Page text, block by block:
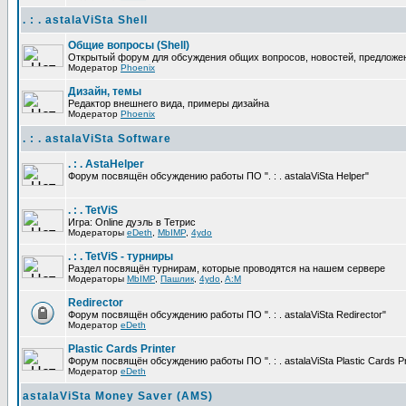
. : . astalaViSta Shell
Общие вопросы (Shell)
Открытый форум для обсуждения общих вопросов, новостей,
Модератор Phoenix
Дизайн, темы
Редактор внешнего вида, примеры дизайна
Модератор Phoenix
. : . astalaViSta Software
. : . AstaHelper
Форум посвящён обсуждению работы ПО ". : . astalaViSta Helper"
. : . TetViS
Игра: Online дуэль в Тетрис
Модераторы eDeth MbIMP 4ydo
. : . TetViS - турниры
Раздел посвящён турнирам, которые проводятся на нашем сервере
Модераторы MbIMP Пашлик 4ydo A:M
Redirector
Форум посвящён обсуждению работы ПО ". : . astalaViSta Redirector"
Модератор eDeth
Plastic Cards Printer
Форум посвящён обсуждению работы ПО ". : . astalaViSta Plastic Cards
Модератор eDeth
astalaViSta Money Saver (AMS)